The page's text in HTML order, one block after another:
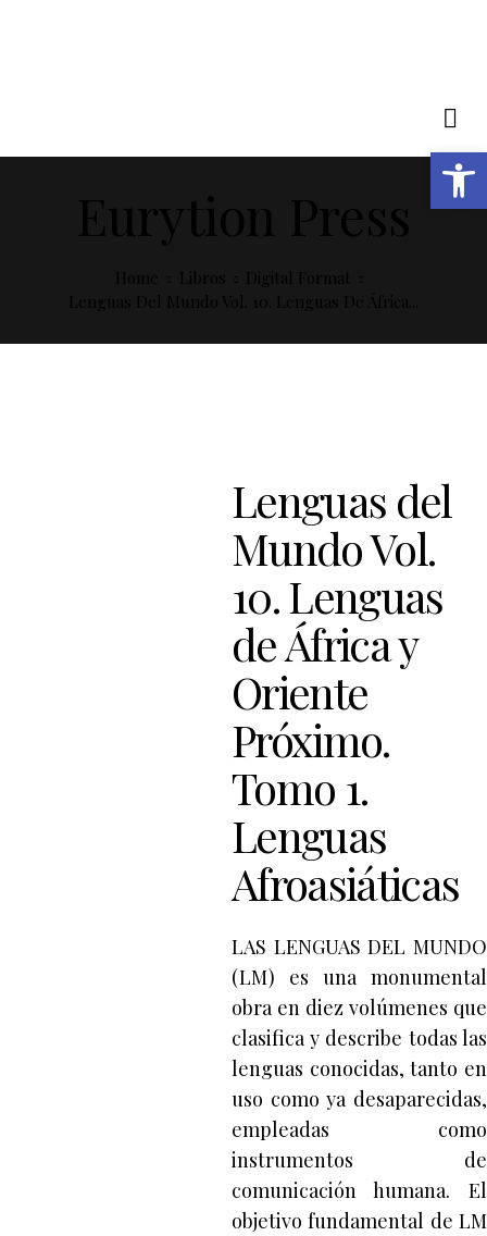
Lenguas del
Mundo Vol.
10. Lenguas
de África y
Oriente
Próximo.
Tomo 1.
Lenguas
Afroasiáticas
LAS LENGUAS DEL MUNDO
(LM) es una monumental
obra en diez volúmenes que
clasifica y describe todas las
lenguas conocidas, tanto en
uso como ya desaparecidas,
empleadas como
instrumentos de
comunicación humana. El
objetivo fundamental de LM
Open toolbar